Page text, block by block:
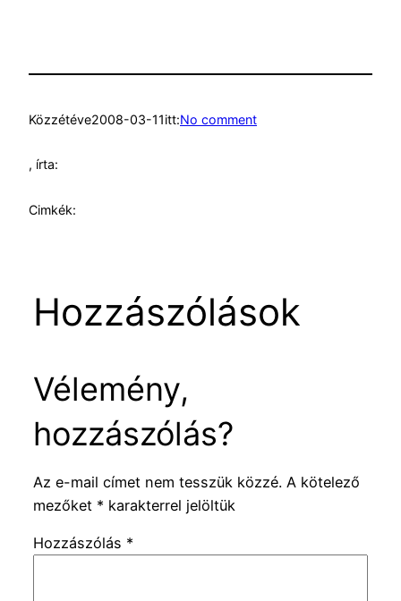
Közzétéve2008-03-11itt:No comment
, írta:
Cimkék:
Hozzászólások
Vélemény,
hozzászólás?
Az e-mail címet nem tesszük közzé. A kötelező
mezőket * karakterrel jelöltük
Hozzászólás *